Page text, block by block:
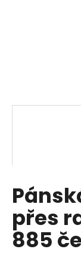
přes
885
D
o
p
o
r